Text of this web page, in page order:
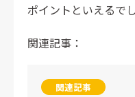
ポイントといえるでし
関連記事：
関連記事